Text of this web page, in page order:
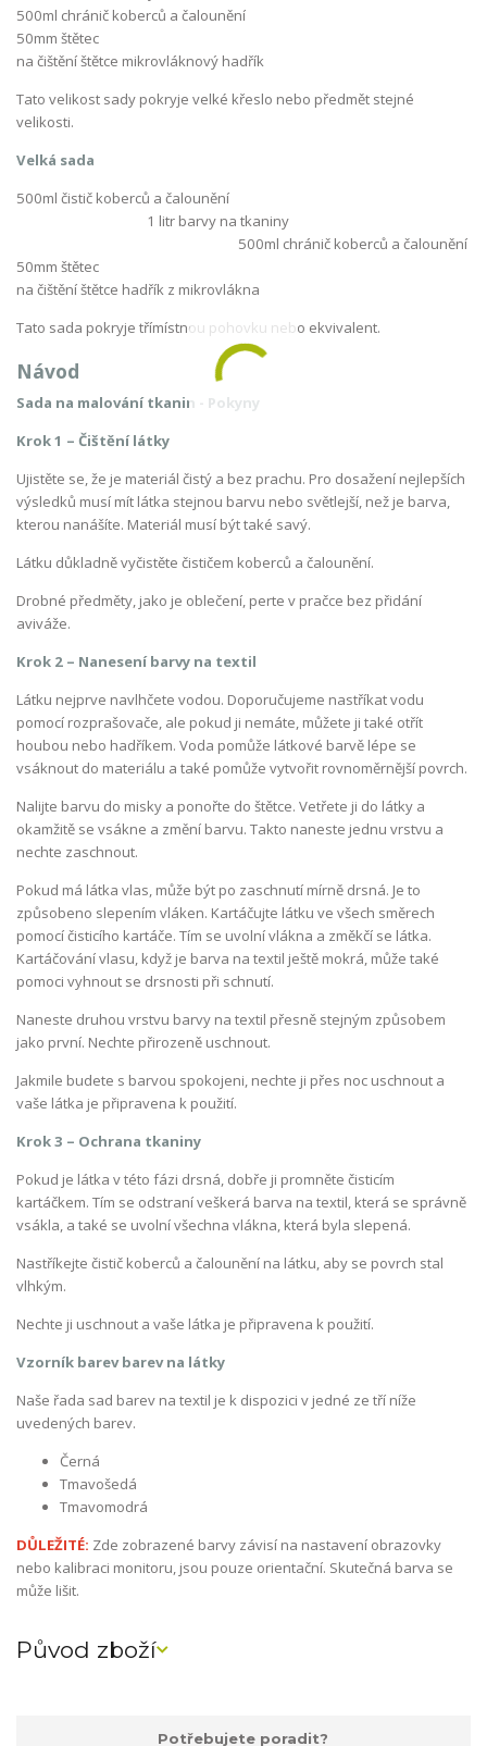
500ml chránič koberců a čalounění
50mm štětec
na čištění štětce mikrovláknový hadřík
Tato velikost sady pokryje velké křeslo nebo předmět stejné
velikosti.
Velká sada
500ml čistič koberců a čalounění
1 litr barvy na tkaniny
500ml chránič koberců a čalounění
50mm štětec
na čištění štětce hadřík z mikrovlákna
Tato sada pokryje třímístnou pohovku nebo ekvivalent.
Návod
Sada na malování tkanin - Pokyny
Krok 1 – Čištění látky
Ujistěte se, že je materiál čistý a bez prachu. Pro dosažení nejlepších
výsledků musí mít látka stejnou barvu nebo světlejší, než je barva,
kterou nanášíte. Materiál musí být také savý.
Látku důkladně vyčistěte čističem koberců a čalounění.
Drobné předměty, jako je oblečení, perte v pračce bez přidání
aviváže.
Krok 2 – Nanesení barvy na textil
Látku nejprve navlhčete vodou. Doporučujeme nastříkat vodu
pomocí rozprašovače, ale pokud ji nemáte, můžete ji také otřít
houbou nebo hadříkem. Voda pomůže látkové barvě lépe se
vsáknout do materiálu a také pomůže vytvořit rovnoměrnější povrch.
Nalijte barvu do misky a ponořte do štětce. Vetřete ji do látky a
okamžitě se vsákne a změní barvu. Takto naneste jednu vrstvu a
nechte zaschnout.
Pokud má látka vlas, může být po zaschnutí mírně drsná. Je to
způsobeno slepením vláken. Kartáčujte látku ve všech směrech
pomocí čisticího kartáče. Tím se uvolní vlákna a změkčí se látka.
Kartáčování vlasu, když je barva na textil ještě mokrá, může také
pomoci vyhnout se drsnosti při schnutí.
Naneste druhou vrstvu barvy na textil přesně stejným způsobem
jako první. Nechte přirozeně uschnout.
Jakmile budete s barvou spokojeni, nechte ji přes noc uschnout a
vaše látka je připravena k použití.
Krok 3 – Ochrana tkaniny
Pokud je látka v této fázi drsná, dobře ji promněte čisticím
kartáčkem. Tím se odstraní veškerá barva na textil, která se správně
vsákla, a také se uvolní všechna vlákna, která byla slepená.
Nastříkejte čistič koberců a čalounění na látku, aby se povrch stal
vlhkým.
Nechte ji uschnout a vaše látka je připravena k použití.
Vzorník barev barev na látky
Naše řada sad barev na textil je k dispozici v jedné ze tří níže
uvedených barev.
Černá
Tmavošedá
Tmavomodrá
DŮLEŽITÉ: Zde zobrazené barvy závisí na nastavení obrazovky
nebo kalibraci monitoru, jsou pouze orientační. Skutečná barva se
může lišit.
Původ zboží
Potřebujete poradit?